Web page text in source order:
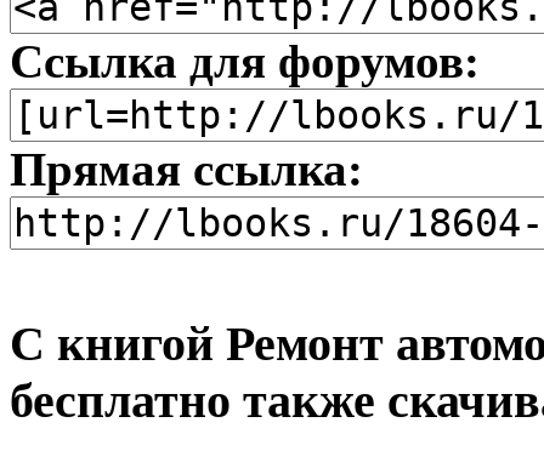
Ссылка для форумов:
Прямая ссылка:
С книгой Ремонт
бесплатно также